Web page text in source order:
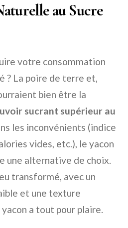
au Sucre
votre consommation
? La poire de terre et,
bien être la
sucrant supérieur au
les inconvénients (indice
vides, etc.), le yacon
une alternative de choix.
transformé, avec un
et une texture
a tout pour plaire.